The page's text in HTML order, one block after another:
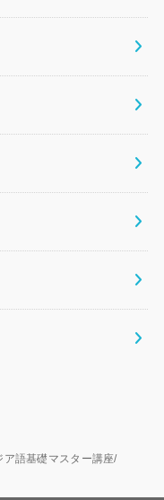
ア語基礎マスター講座